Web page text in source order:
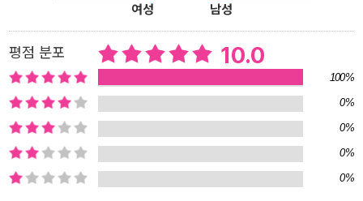
를 사용하다 고장이 났다고 해도 걱정할 필요 없을 만큼 다양한 문제
해결법까지 담겨 있다. 아이패드의 시작부터 끝까지 다룬 이 책과 함
께라면 ‘애플 생태계’에 첫 발을 들인 여행자도 어렵지 않게 탐험할 수
있다. 여태까지 아이패드를 단순히 넷플릭스나 유튜브를 보는 용도로
만 사용해 왔다면, 이제부터는 ‘애플답게’ ‘똑똑하게 잘’ 활용할 수 있
기를 바란다. 조회수 1,100만! 구독자 7만 명을 보유한 IT/가전/테크
대표 유튜버! ‘톡써니’가 소개하는 아이패드의 모든 것! “여러분, 안녕
하세요. 톡써니입니다!” IT/가전/테크 채널을 운영하는 인기 유튜버
톡써니의 화제의 책! 《된다! 아이패드 하루 24시간》이 새로운 제목과
여성
남성
평점 분포 10.0
100%
0%
0%
0%
0%